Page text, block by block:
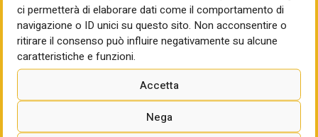
ci permetterà di elaborare dati come il comportamento di
navigazione o ID unici su questo sito. Non acconsentire o
ritirare il consenso può influire negativamente su alcune
caratteristiche e funzioni.
Accetta
Nega
Il secondo elemento decisivo riguarda meccanismi che
consentano di riconoscere marginalità adeguate e prospettive
di crescita dimensionale alle imprese che investono in qualità,
sicurezza, organizzazione, competenze e legalità. A questi
due elementi Ciucci ha fatto riferimento parlando ai colleghi,
sapendo che comincia una battaglia non solo normativa, ma
culturale. In cui deve vincere il migliore, verrebbe da dire; a
condizione che la partita, almeno, cominci.